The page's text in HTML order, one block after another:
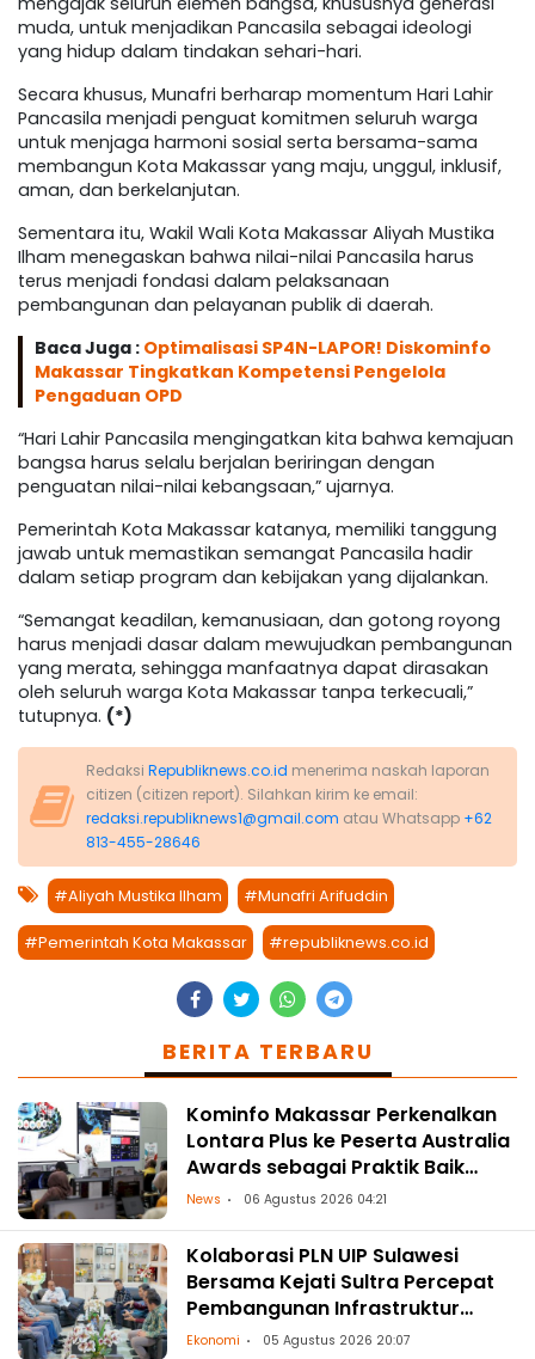
muda, untuk menjadikan Pancasila sebagai ideologi
yang hidup dalam tindakan sehari-hari.
Secara khusus, Munafri berharap momentum Hari Lahir
Pancasila menjadi penguat komitmen seluruh warga
untuk menjaga harmoni sosial serta bersama-sama
membangun Kota Makassar yang maju, unggul, inklusif,
aman, dan berkelanjutan.
Sementara itu, Wakil Wali Kota Makassar Aliyah Mustika
Ilham menegaskan bahwa nilai-nilai Pancasila harus
terus menjadi fondasi dalam pelaksanaan
pembangunan dan pelayanan publik di daerah.
Baca Juga : Optimalisasi SP4N-LAPOR! Diskominfo
Makassar Tingkatkan Kompetensi Pengelola
Pengaduan OPD
“Hari Lahir Pancasila mengingatkan kita bahwa kemajuan
bangsa harus selalu berjalan beriringan dengan
penguatan nilai-nilai kebangsaan,” ujarnya.
Pemerintah Kota Makassar katanya, memiliki tanggung
jawab untuk memastikan semangat Pancasila hadir
dalam setiap program dan kebijakan yang dijalankan.
“Semangat keadilan, kemanusiaan, dan gotong royong
harus menjadi dasar dalam mewujudkan pembangunan
yang merata, sehingga manfaatnya dapat dirasakan
oleh seluruh warga Kota Makassar tanpa terkecuali,”
tutupnya. (*)
Redaksi Republiknews.co.id menerima naskah laporan
citizen (citizen report). Silahkan kirim ke email:
redaksi.republiknews1@gmail.com atau Whatsapp +62
813-455-28646
#Aliyah Mustika Ilham #Munafri Arifuddin
#Pemerintah Kota Makassar #republiknews.co.id
BERITA TERBARU
Kominfo Makassar Perkenalkan
Lontara Plus ke Peserta Australia
Awards sebagai Praktik Baik
Transformasi Digital
News 06 Agustus 2026 04:21
Kolaborasi PLN UIP Sulawesi
Bersama Kejati Sultra Percepat
Pembangunan Infrastruktur
Ketenagalistrikan
Ekonomi 05 Agustus 2026 20:07